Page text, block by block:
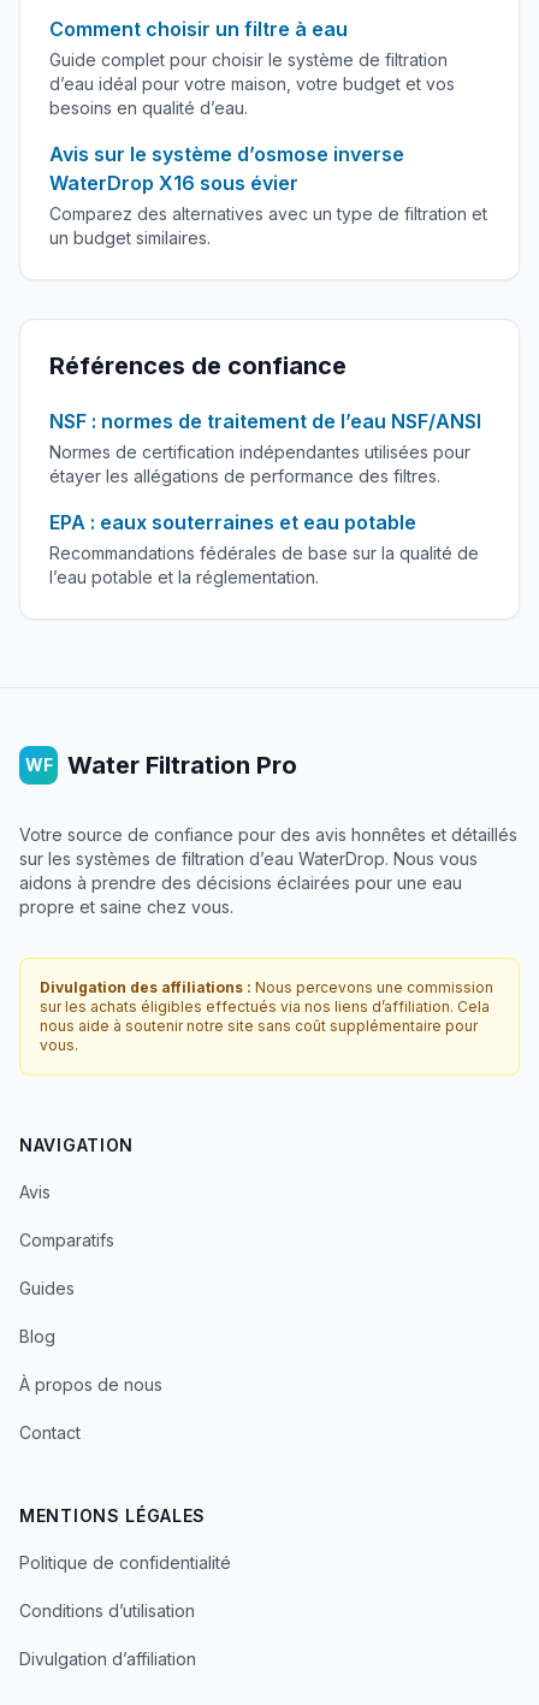
Comment choisir un filtre à eau
Guide complet pour choisir le système de filtration
d’eau idéal pour votre maison, votre budget et vos
besoins en qualité d’eau.
Avis sur le système d’osmose inverse
WaterDrop X16 sous évier
Comparez des alternatives avec un type de filtration et
un budget similaires.
Références de confiance
NSF : normes de traitement de l’eau NSF/ANSI
Normes de certification indépendantes utilisées pour
étayer les allégations de performance des filtres.
EPA : eaux souterraines et eau potable
Recommandations fédérales de base sur la qualité de
l’eau potable et la réglementation.
WF Water Filtration Pro
Votre source de confiance pour des avis honnêtes et détaillés
sur les systèmes de filtration d’eau WaterDrop. Nous vous
aidons à prendre des décisions éclairées pour une eau
propre et saine chez vous.
Divulgation des affiliations : Nous percevons une commission
sur les achats éligibles effectués via nos liens d’affiliation. Cela
nous aide à soutenir notre site sans coût supplémentaire pour
vous.
NAVIGATION
Avis
Comparatifs
Guides
Blog
À propos de nous
Contact
MENTIONS LÉGALES
Politique de confidentialité
Conditions d’utilisation
Divulgation d’affiliation